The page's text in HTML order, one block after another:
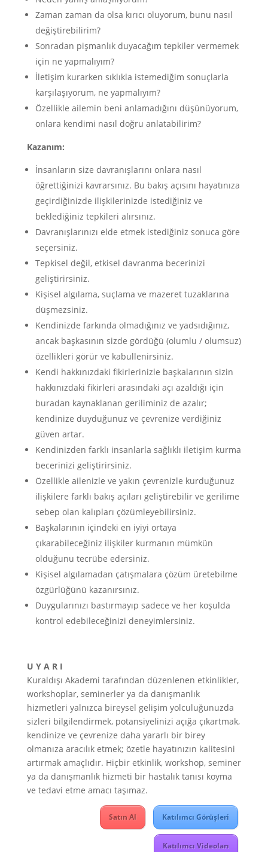
Zaman zaman da olsa kırıcı oluyorum, bunu nasıl
değiştirebilirim?
Sonradan pişmanlık duyacağım tepkiler vermemek
için ne yapmalıyım?
İletişim kurarken sıklıkla istemediğim sonuçlarla
karşılaşıyorum, ne yapmalıyım?
Özellikle ailemin beni anlamadığını düşünüyorum,
onlara kendimi nasıl doğru anlatabilirim?
Kazanım:
İnsanların size davranışlarını onlara nasıl
öğrettiğinizi kavrarsınız. Bu bakış açısını hayatınıza
geçirdiğinizde ilişkilerinizde istediğiniz ve
beklediğiniz tepkileri alırsınız.
Davranışlarınızı elde etmek istediğiniz sonuca göre
seçersiniz.
Tepkisel değil, etkisel davranma becerinizi
geliştirirsiniz.
Kişisel algılama, suçlama ve mazeret tuzaklarına
düşmezsiniz.
Kendinizde farkında olmadığınız ve yadsıdığınız,
ancak başkasının sizde gördüğü (olumlu / olumsuz)
özellikleri görür ve kabullenirsiniz.
Kendi hakkınızdaki fikirlerinizle başkalarının sizin
hakkınızdaki fikirleri arasındaki açı azaldığı için
buradan kaynaklanan geriliminiz de azalır;
kendinize duyduğunuz ve çevrenize verdiğiniz
güven artar.
Kendinizden farklı insanlarla sağlıklı iletişim kurma
becerinizi geliştirirsiniz.
Özellikle ailenizle ve yakın çevrenizle kurduğunuz
ilişkilere farklı bakış açıları geliştirebilir ve gerilime
sebep olan kalıpları çözümleyebilirsiniz.
Başkalarının içindeki en iyiyi ortaya
çıkarabileceğiniz ilişkiler kurmanın mümkün
olduğunu tecrübe edersiniz.
Kişisel algılamadan çatışmalara çözüm üretebilme
özgürlüğünü kazanırsınız.
Duygularınızı bastırmayıp sadece ve her koşulda
kontrol edebileceğinizi deneyimlersiniz.
U Y A R I
Kuraldışı Akademi tarafından düzenlenen etkinlikler,
workshoplar, seminerler ya da danışmanlık
hizmetleri yalnızca bireysel gelişim yolculuğunuzda
sizleri bilgilendirmek, potansiyelinizi açığa çıkartmak,
kendinize ve çevrenize daha yararlı bir birey
olmanıza aracılık etmek; özetle hayatınızın kalitesini
artırmak amaçlıdır. Hiçbir etkinlik, workshop, seminer
ya da danışmanlık hizmeti bir hastalık tanısı koyma
ve tedavi etme amacı taşımaz.
Satın Al Katılımcı Görüşleri
Katılımcı Videoları